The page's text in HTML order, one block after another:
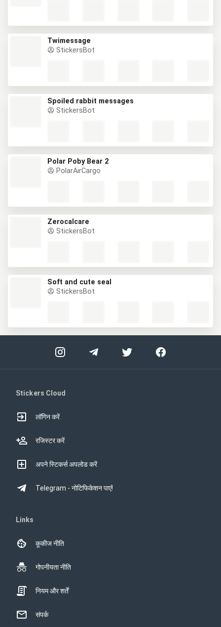
Twimessage
StickersBot
Spoiled rabbit messages
StickersBot
Polar Poby Bear 2
PolarAirCargo
Zerocalcare
StickersBot
Soft and cute seal
StickersBot
Stickers Cloud
लॉगिन करें
रजिस्टर करें
अपने स्टिकर्स अपलोड करें
Telegram - नोटिफिकेशन पाएं!
Links
कूकीज नीति
गोपनीयता नीति
नियम और शर्तें
संपर्क